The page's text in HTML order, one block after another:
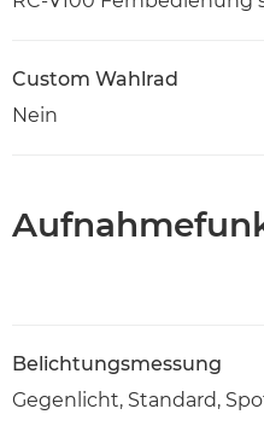
Custom Wahlrad
Nein
Belichtungsmessung
Gegenlicht, Standard,